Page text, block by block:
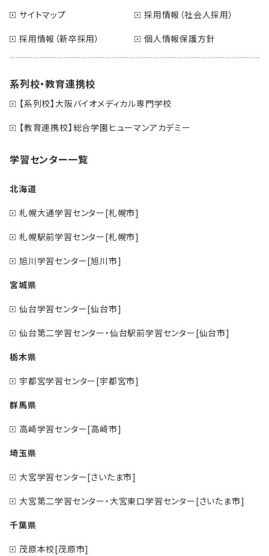
サイトマップ
採用情報（社会人採用）
採用情報（新卒採用）
個人情報保護方針
系列校・教育連携校
【系列校】大阪バイオメディカル専門学校
【教育連携校】総合学園ヒューマンアカデミー
学習センター一覧
北海道
札幌大通学習センター[札幌市]
札幌駅前学習センター[札幌市]
旭川学習センター[旭川市]
宮城県
仙台学習センター[仙台市]
仙台第二学習センター・仙台駅前学習センター[仙台市]
栃木県
宇都宮学習センター[宇都宮市]
群馬県
高崎学習センター[高崎市]
埼玉県
大宮学習センター[さいたま市]
大宮第二学習センター・大宮東口学習センター[さいたま市]
千葉県
茂原本校[茂原市]